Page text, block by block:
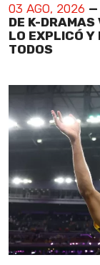
03 AGO, 2026 —
DE K-DRAMAS
LO EXPLICÓ Y
TODOS